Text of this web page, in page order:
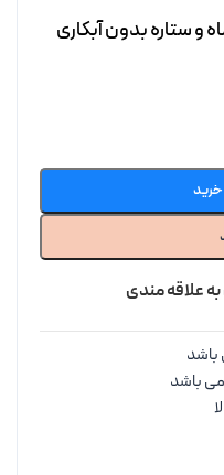
و ستاره بدون آبکاری
خرید
علاقه مندی
باشد